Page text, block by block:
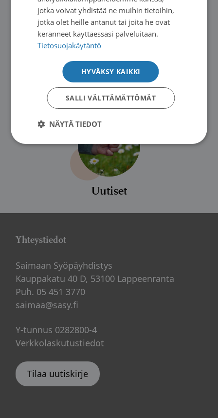
Saimaan Syöpäyhdistys
Uutiset
Yhteystiedot
Saimaan Syöpäyhdistys
Kauppakatu 40 D, 53100 Lappeenranta
Puh. 05 451 3770
saimaa@sasy.fi
Y-tunnus 0282800-4
Verkkolaskutustiedot
Tilaa uutiskirje
jotka voivat yhdistää ne muihin tietoihin,
jotka olet heille antanut tai joita he ovat
keränneet käyttäessäsi palveluitaan.
Tietosuojakäytäntö
HYVÄKSY KAIKKI
SALLI VÄLTTÄMÄTTÖMÄT
NÄYTÄ TIEDOT